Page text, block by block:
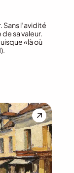
l’avidité
sa valeur.
«là où